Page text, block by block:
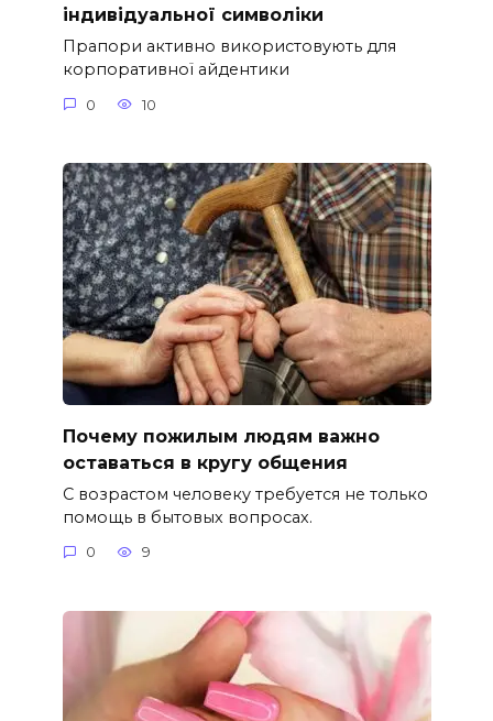
індивідуальної символіки
Прапори активно використовують для
корпоративної айдентики
0 10
Почему пожилым людям важно
оставаться в кругу общения
С возрастом человеку требуется не только
помощь в бытовых вопросах.
0 9